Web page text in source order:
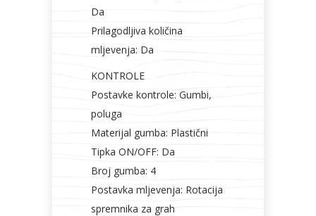
Da
Prilagodljiva količina
mljevenja: Da
KONTROLE
Postavke kontrole: Gumbi,
poluga
Materijal gumba: Plastični
Tipka ON/OFF: Da
Broj gumba: 4
Postavka mljevenja: Rotacija
spremnika za grah